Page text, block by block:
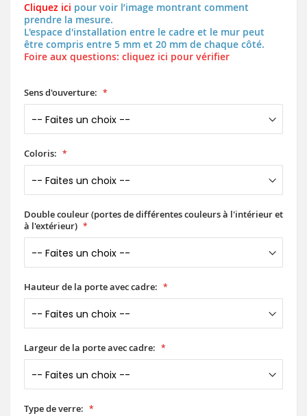
Cliquez ici pour voir l’image montrant comment
prendre la mesure.
L'espace d'installation entre le cadre et le mur peut
être compris entre 5 mm et 20 mm de chaque côté.
Foire aux questions: cliquez ici pour vérifier
Sens d'ouverture:
Coloris:
Double couleur (portes de différentes couleurs à l'intérieur et
à l'extérieur)
Hauteur de la porte avec cadre:
Largeur de la porte avec cadre:
Type de verre: